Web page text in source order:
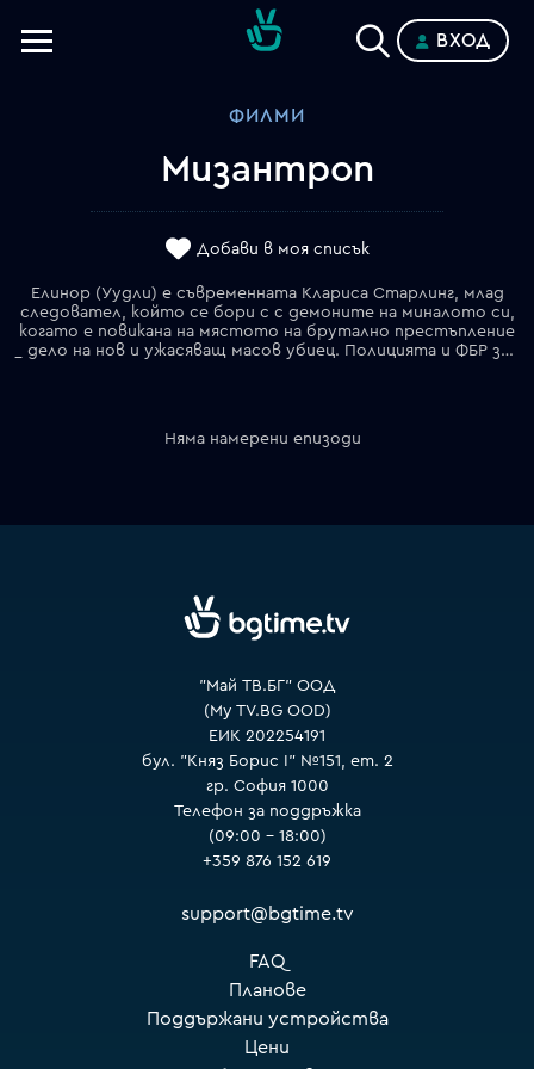
ВХОД
ФИЛМИ
Мизантроп
Добави в моя списък
Елинор (Уудли) е съвременната Клариса Старлинг, млад
следовател, който се бори с с демоните на миналото си,
когато е повикана на мястото на брутално престъпление
_ дело на нов и ужасяващ масов убиец. Полицията и ФБР започват отчаяно издирване в цялата страна, но са на всяка крачка, но са възпрепятствани от загадъчното и безпрецедентно поведение на убиеца. Въпреки относителната си неопитност, Елинор е въвлечена все по-дълбоко в случая, докато тя и колегите й осъзнават, че тя може би е единственият човек, който може да разбере нейната собствена измъчена психика. съзнанието на този изключителен убиец и да го изправи пред правосъдието.
Няма намерени епизоди
"Май ТВ.БГ" ООД
(My TV.BG OOD)
ЕИК 202254191
бул. "Княз Борис I" №151, ет. 2
гр. София 1000
Телефон за поддръжка
(09:00 – 18:00)
+359 876 152 619
support@bgtime.tv
FAQ
Планове
Поддържани устройства
Цени